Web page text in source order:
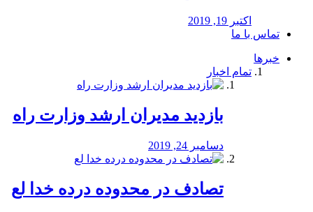
اکتبر 19, 2019
تماس با ما
خبرها
تمام اخبار
بازدید مدیران ارشد وزارت راه
دسامبر 24, 2019
تصادف در محدوده درده خدا لع